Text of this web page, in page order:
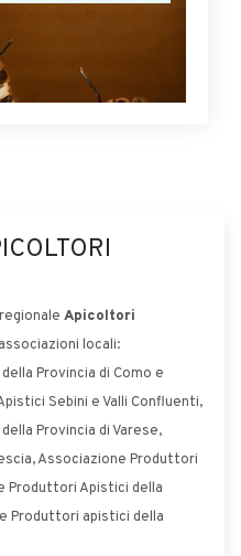
Apicoltori
locali:
Provincia di Como e
Sebini e Valli Confluenti,
Provincia di Varese,
Associazione Produttori
Produttori Apistici della
Produttori apistici della